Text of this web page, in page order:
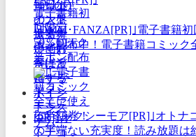
｢DMM･FANZA[PR]｣電子書籍初
ポン配布中！電子書籍コミック
券！
｢コミックシーモア[PR]｣オトナ
の半端ない充実度！読み放題は